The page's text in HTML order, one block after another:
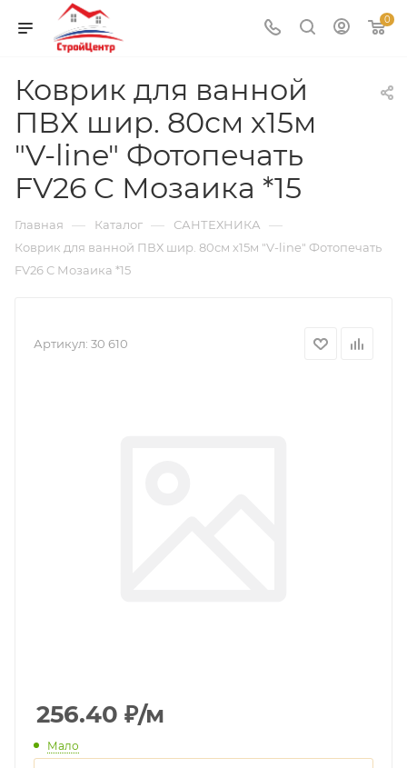
0
Коврик для ванной
ПВХ шир. 80см х15м
"V-line" Фотопечать
FV26 C Мозаика *15
Главная — Каталог — САНТЕХНИКА —
Коврик для ванной ПВХ шир. 80см х15м "V-line" Фотопечать
FV26 C Мозаика *15
Артикул: 30 610
256.40 ₽/м
Мало